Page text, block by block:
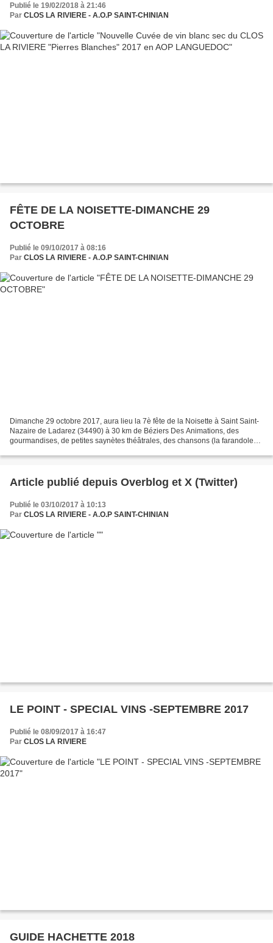
Publié le 19/02/2018 à 21:46
Par CLOS LA RIVIERE - A.O.P SAINT-CHINIAN
FÊTE DE LA NOISETTE-DIMANCHE 29
OCTOBRE
Publié le 09/10/2017 à 08:16
Par CLOS LA RIVIERE - A.O.P SAINT-CHINIAN
Dimanche 29 octobre 2017, aura lieu la 7è fête de la Noisette à Saint Saint-
Nazaire de Ladarez (34490) à 30 km de Béziers Des Animations, des
gourmandises, de petites saynètes théâtrales, des chansons (la farandole
Article publié depuis Overblog et X (Twitter)
Publié le 03/10/2017 à 10:13
Par CLOS LA RIVIERE - A.O.P SAINT-CHINIAN
LE POINT - SPECIAL VINS -SEPTEMBRE 2017
Publié le 08/09/2017 à 16:47
Par CLOS LA RIVIERE
GUIDE HACHETTE 2018